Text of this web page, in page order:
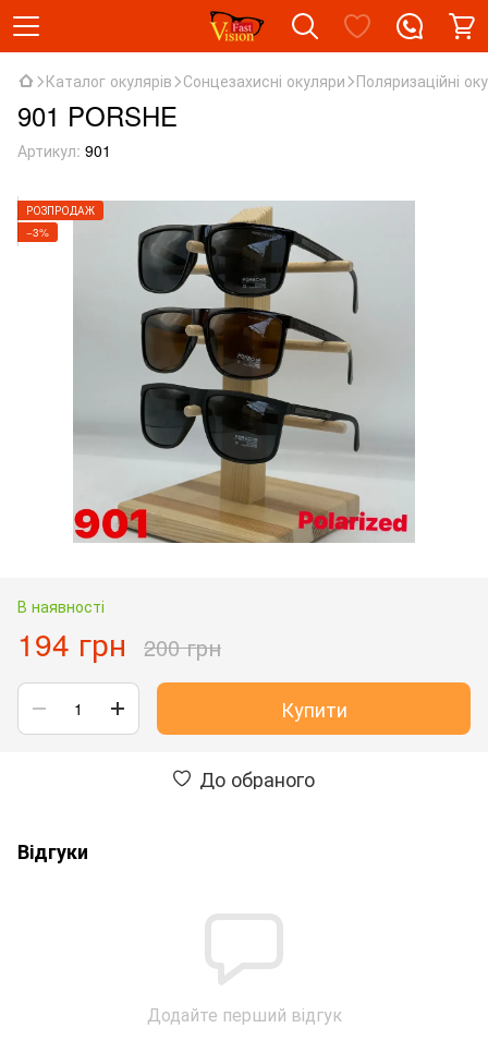
Каталог окулярів Сонцезахисні окуляри Поляризаційні
901 PORSHE
Артикул: 901
РОЗПРОДАЖ
−3%
В наявності
194 грн 200 грн
Купити
До обраного
Відгуки
Додайте перший відгук